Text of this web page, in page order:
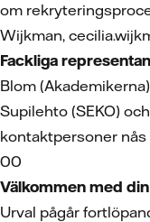
om
Wijkman,
Fackliga
Blom
Supilehto (SEKO)
kontaktpersoner
00
Välkommen med
Urval pågår